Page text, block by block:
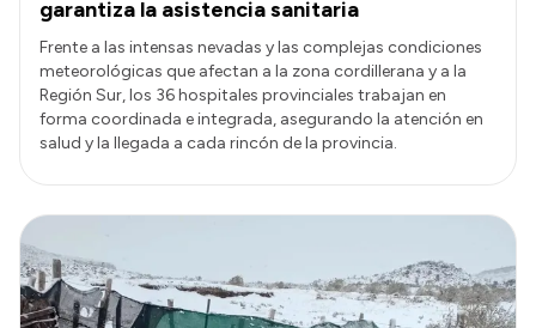
garantiza la asistencia sanitaria
Frente a las intensas nevadas y las complejas condiciones
meteorológicas que afectan a la zona cordillerana y a la
Región Sur, los 36 hospitales provinciales trabajan en
forma coordinada e integrada, asegurando la atención en
salud y la llegada a cada rincón de la provincia.